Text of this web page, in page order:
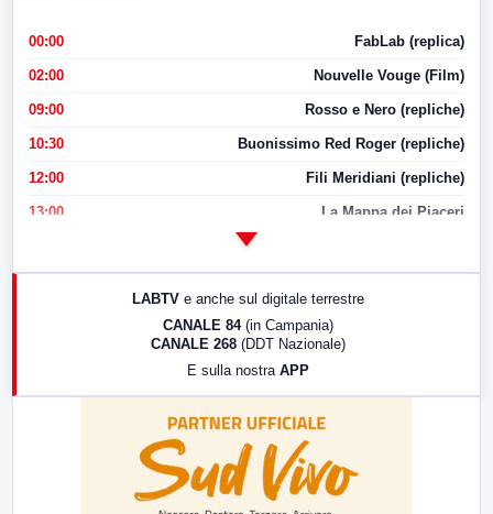
00:00 FabLab (replica)
02:00 Nouvelle Vouge (Film)
09:00 Rosso e Nero (repliche)
10:30 Buonissimo Red Roger (repliche)
12:00 Fili Meridiani (repliche)
13:00 La Mappa dei Piaceri
17:00 LabNews (replica)
LABTV e anche sul digitale terrestre
CANALE 84 (in Campania)
CANALE 268 (DDT Nazionale)
E sulla nostra APP